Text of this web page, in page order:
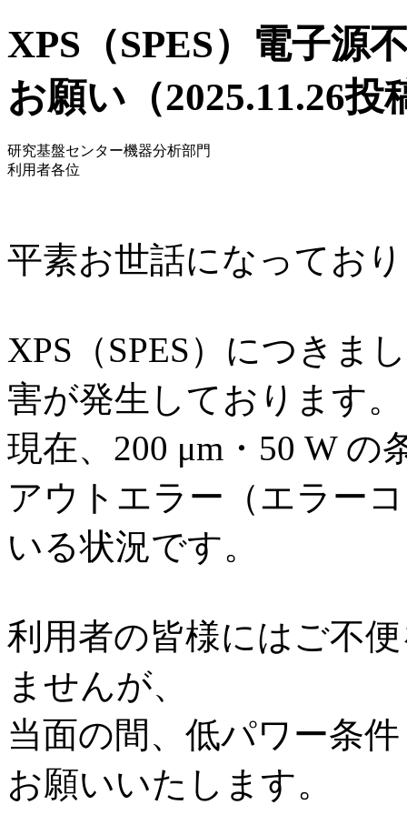
XPS（SPES）電子源
お願い（2025.11.26
研究基盤センター機器分析部門
利用者各位
平素お世話になってお
XPS（SPES）につきま
害が発生しております。
現在、200 μm・50 W
アウトエラー（エラー
いる状況です。
利用者の皆様にはご不
ませんが、
当面の間、低パワー条
お願いいたします。